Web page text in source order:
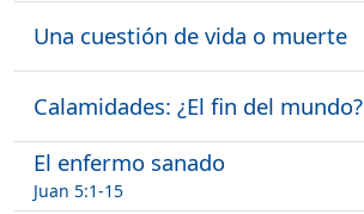
Una cuestión de vida o muerte
Calamidades: ¿El fin del mundo?
El enfermo sanado
Juan 5:1-15